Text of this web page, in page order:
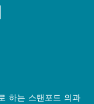
하는 스탠포드 의과